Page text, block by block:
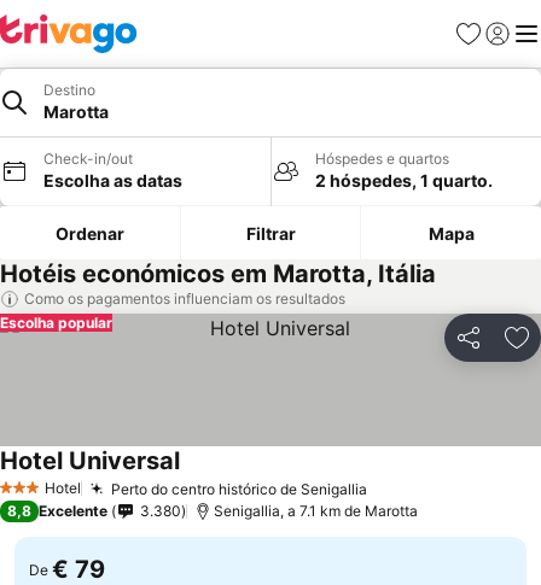
Favoritos
Iniciar
Destino
Marotta
Check-in/out
Escolha as datas
Hóspedes e quartos
2 hóspedes, 1 quarto.
Ordenar Filtrar Mapa
Hotéis económicos em Marotta, Itália
Como os pagamentos influenciam os resultados
Partilhar
Escolha popular
3 EstrelasHotel Perto do centro histórico de Senigallia
Hotel UniversalVer preços
8,8 Excelente 3.380 Senigallia, a 7.1 km de Marotta
De € 79